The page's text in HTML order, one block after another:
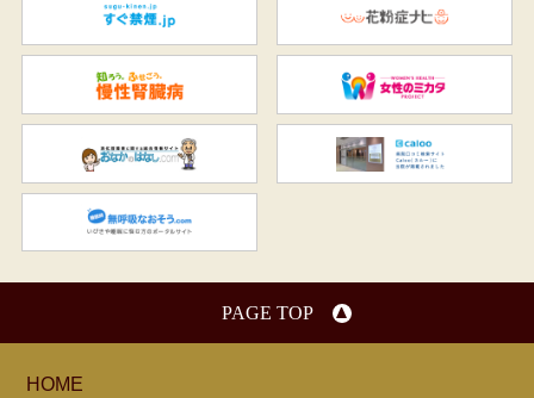
すぐ禁煙.jp
知ろう、ふせごう。慢性腎臓
おなかのはなし.com
PAGE TOP
HOME